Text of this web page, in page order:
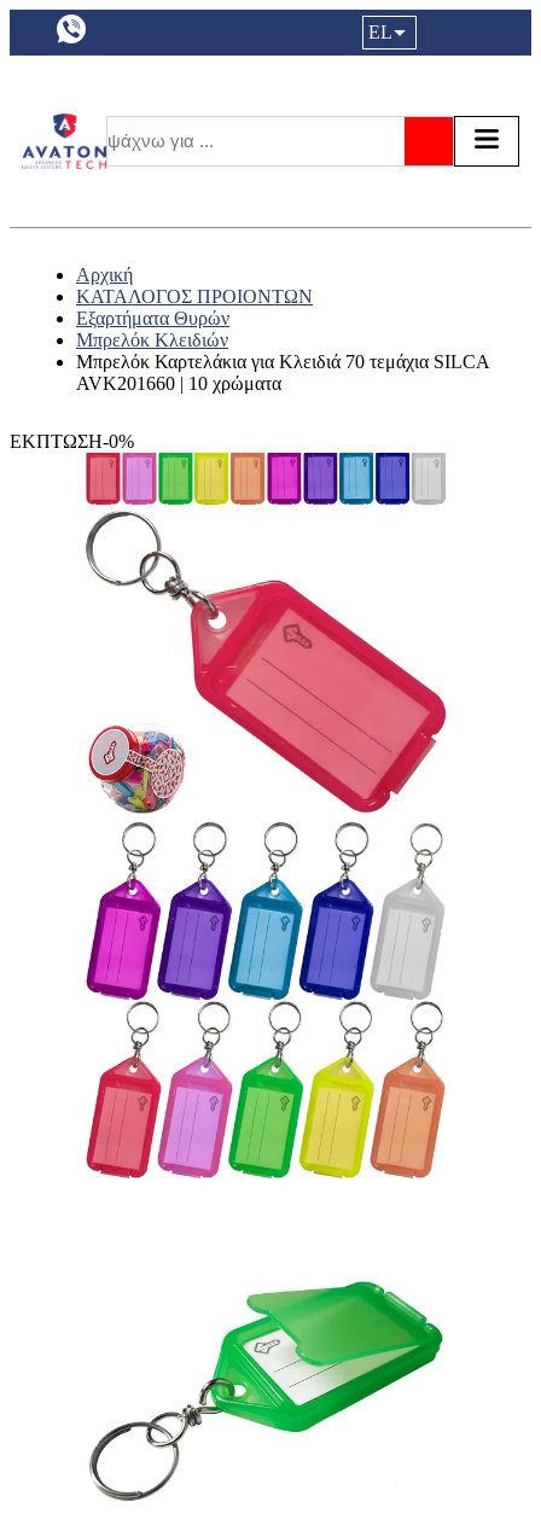
a11y.languageSelection:
EL
Αρχική
ΚΑΤΑΛΟΓΟΣ ΠΡΟΙΟΝΤΩΝ
Εξαρτήματα Θυρών
Μπρελόκ Κλειδιών
Μπρελόκ Καρτελάκια για Κλειδιά 70 τεμάχια SILCA
AVK201660 | 10 χρώματα
ΕΚΠΤΩΣΗ-0%